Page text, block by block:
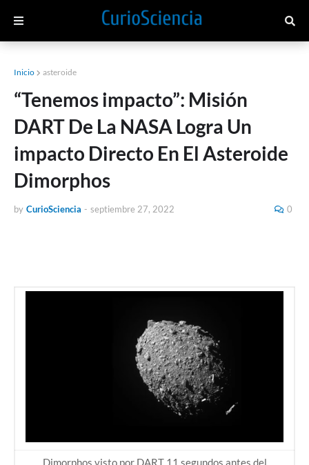
Inicio asteroide
“Tenemos impacto”: Misión
DART De La NASA Logra Un
impacto Directo En El Asteroide
Dimorphos
by CurioSciencia - septiembre 27, 2022 0
Dimorphos visto por DART 11 segundos antes del